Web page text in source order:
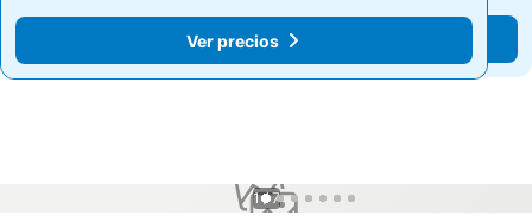
Ver precios
Ver precios
1 / 7